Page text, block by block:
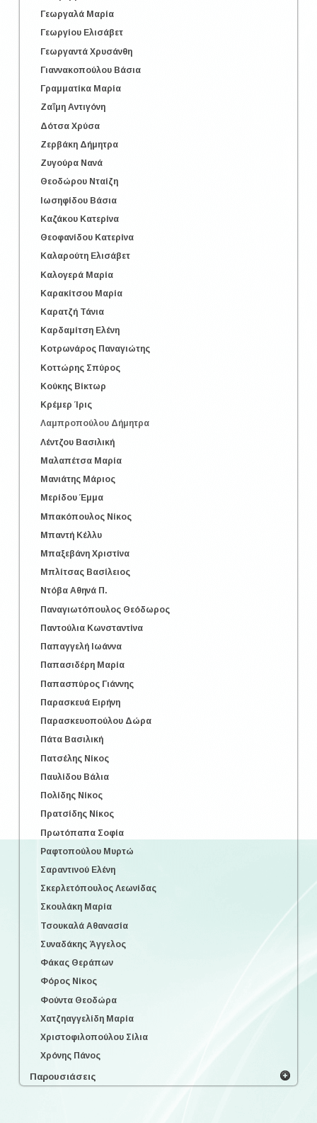
Γεωργαλά Μαρία
Γεωργίου Ελισάβετ
Γεωργαντά Χρυσάνθη
Γιαννακοπούλου Βάσια
Γραμματίκα Μαρία
Ζαΐμη Αντιγόνη
Δότσα Χρύσα
Ζερβάκη Δήμητρα
Ζυγούρα Νανά
Θεοδώρου Νταίζη
Ιωσηφίδου Βάσια
Καζάκου Κατερίνα
Θεοφανίδου Κατερίνα
Καλαρούτη Ελισάβετ
Καλογερά Μαρία
Καρακίτσου Μαρία
Καρατζή Τάνια
Καρδαμίτση Ελένη
Κοτρωνάρος Παναγιώτης
Κοττώρης Σπύρος
Κούκης Βίκτωρ
Κρέμερ Ίρις
Λαμπροπούλου Δήμητρα
Λέντζου Βασιλική
Μαλαπέτσα Μαρία
Μανιάτης Μάριος
Μερίδου Έμμα
Μπακόπουλος Νίκος
Μπαντή Κέλλυ
Μπαξεβάνη Χριστίνα
Μπλίτσας Βασίλειος
Ντόβα Αθηνά Π.
Παναγιωτόπουλος Θεόδωρος
Παντούλια Κωνσταντίνα
Παπαγγελή Ιωάννα
Παπασιδέρη Μαρία
Παπασπύρος Γιάννης
Παρασκευά Ειρήνη
Παρασκευοπούλου Δώρα
Πάτα Βασιλική
Πατσέλης Νίκος
Παυλίδου Βάλια
Πολίδης Νίκος
Πρατσίδης Νίκος
Πρωτόπαπα Σοφία
Ραφτοπούλου Μυρτώ
Σαραντινού Ελένη
Σκερλετόπουλος Λεωνίδας
Σκουλάκη Μαρία
Τσουκαλά Αθανασία
Συναδάκης Άγγελος
Φάκας Θεράπων
Φόρος Νίκος
Φούντα Θεοδώρα
Χατζηαγγελίδη Μαρία
Χριστοφιλοπούλου Σίλια
Χρόνης Πάνος
Παρουσιάσεις